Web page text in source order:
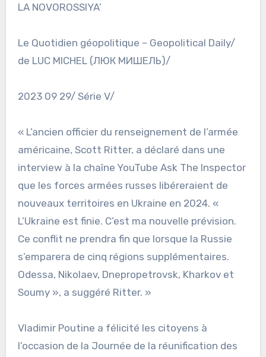
LA NOVOROSSIYA’
Le Quotidien géopolitique – Geopolitical Daily/
de LUC MICHEL (ЛЮК МИШЕЛЬ)/
2023 09 29/ Série V/
« L’ancien officier du renseignement de l’armée
américaine, Scott Ritter, a déclaré dans une
interview à la chaîne YouTube Ask The Inspector
que les forces armées russes libéreraient de
nouveaux territoires en Ukraine en 2024. «
L’Ukraine est finie. C’est ma nouvelle prévision.
Ce conflit ne prendra fin que lorsque la Russie
s’emparera de cinq régions supplémentaires.
Odessa, Nikolaev, Dnepropetrovsk, Kharkov et
Soumy », a suggéré Ritter. »
Vladimir Poutine a félicité les citoyens à
l’occasion de la Journée de la réunification des